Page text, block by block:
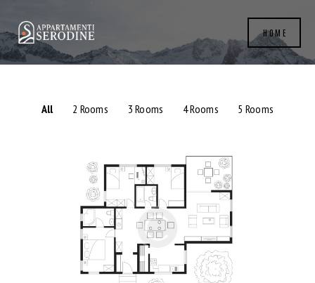
HOME
All 2 Rooms 3 Rooms 4 Rooms 5 Rooms